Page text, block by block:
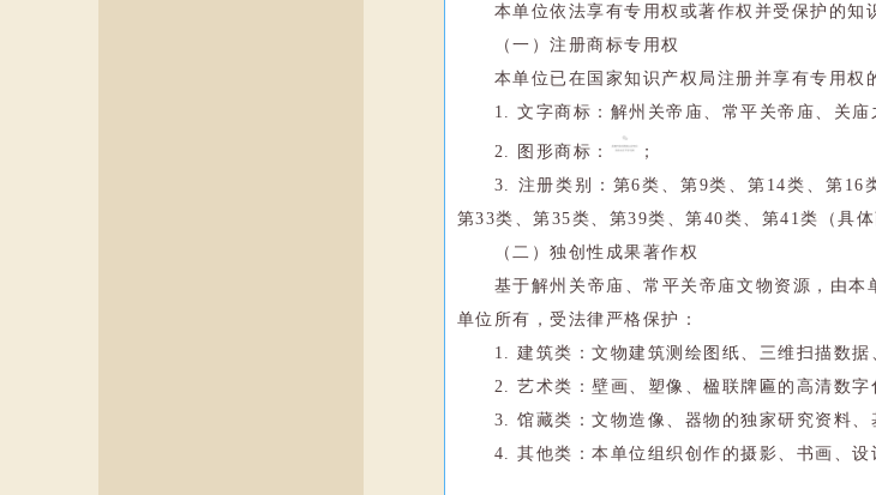
本单位依法享有专用权或著作权并受保护的知
（一）注册商标专用权
本单位已在国家知识产权局注册并享有专用权
1. 文字商标：解州关帝庙、常平关帝庙、关
2. 图形商标：
；
3. 注册类别：第6类、第9类、第14类、第16
第33类、第35类、第39类、第40类、第41类（具
（二）独创性成果著作权
基于解州关帝庙、常平关帝庙文物资源，由
单位所有，受法律严格保护：
1. 建筑类：文物建筑测绘图纸、三维扫描数据
2. 艺术类：壁画、塑像、楹联牌匾的高清数
3. 馆藏类：文物造像、器物的独家研究资料、
4. 其他类：本单位组织创作的摄影、书画、